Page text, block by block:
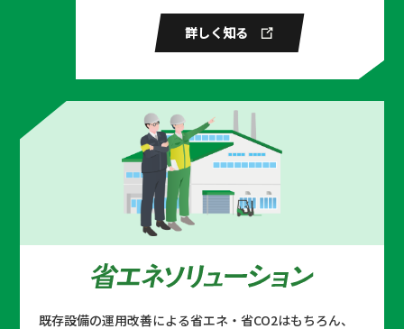
古山精機 × スズキ × ソミック石
川 × DOWAメタニクス × 浜松ホ
イズ
#自社で創るでんき #オンサイトPPA #
オフサイトPPA #余剰融通
すかいらーく × 中部電力ミライ
#自社で創るでんき #オフサイトPPA #
日本トムソン × 三菱UFJ銀行 ×
社）を刊行し、作家デビュー。最新作は「ろうそ
くを吹き消す瞬間」（KADOKAWA）。
2024年7月より舞台『ハリー・ポッターと呪いの
詳しく知る
既存設備の運用改善による省エネ・省CO2はもちろん、